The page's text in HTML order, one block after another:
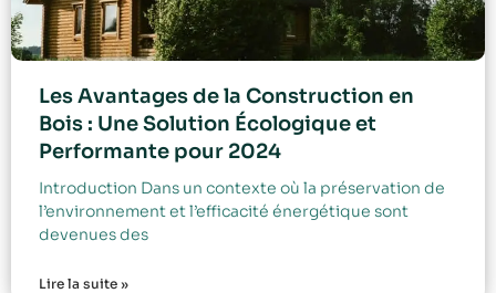
Les Avantages de la Construction en
Bois : Une Solution Écologique et
Performante pour 2024
Introduction Dans un contexte où la préservation de
l’environnement et l’efficacité énergétique sont
devenues des
Lire la suite »